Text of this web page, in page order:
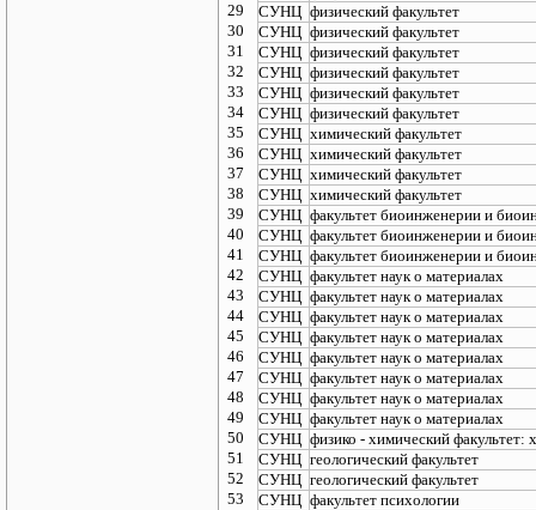
29
СУНЦ физический факультет
30
СУНЦ физический факультет
31
СУНЦ физический факультет
32
СУНЦ физический факультет
33
СУНЦ физический факультет
34
СУНЦ физический факультет
35
СУНЦ химический факультет
36
СУНЦ химический факультет
37
СУНЦ химический факультет
38
СУНЦ химический факультет
39
СУНЦ факультет биоинженерии и
40
СУНЦ факультет биоинженерии и
41
СУНЦ факультет биоинженерии и
42
СУНЦ факультет наук о материалах
43
СУНЦ факультет наук о материалах
44
СУНЦ факультет наук о материалах
45
СУНЦ факультет наук о материалах
46
СУНЦ факультет наук о материалах
47
СУНЦ факультет наук о материалах
48
СУНЦ факультет наук о материалах
49
СУНЦ факультет наук о материалах
50
СУНЦ физико - химический факультет:
51
СУНЦ геологический факультет
52
СУНЦ геологический факультет
53
СУНЦ факультет психологии